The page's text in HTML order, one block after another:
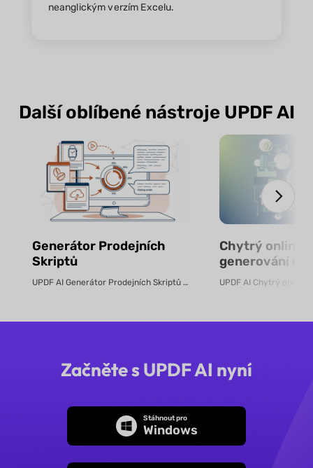
neanglickým verzím Excelu.
Další oblíbené nástroje UPDF AI
Generátor Prodejních
Skriptů
UPDF AI Generátor Prodejních Skriptů UPDF AI převádí produktové PDF...
Chytrý online
generování
pomocí AI –
Začněte s UPDF AI nyní
Stáhnout pro
Windows